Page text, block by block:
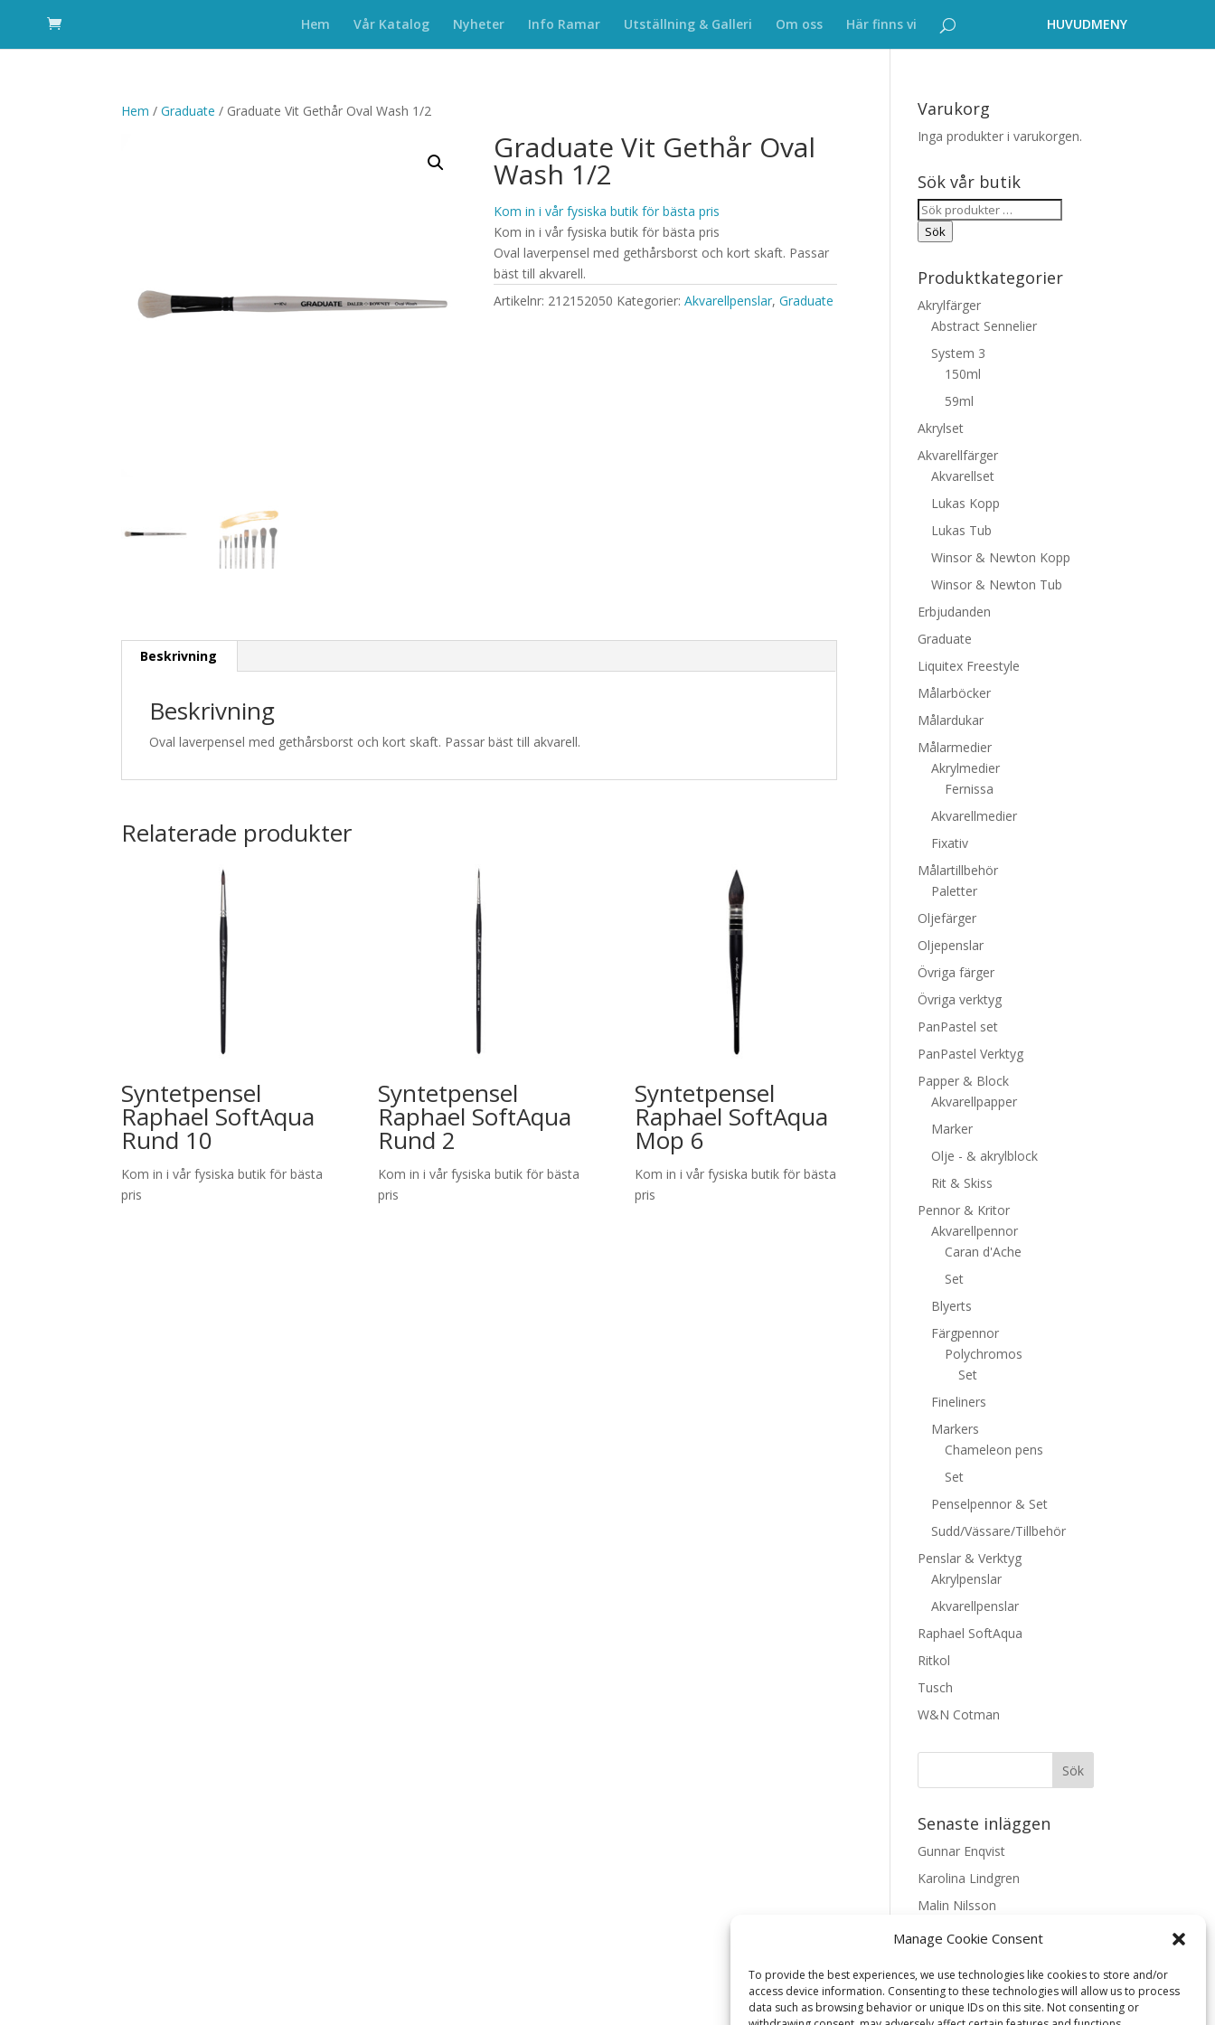
Manage Cookie Consent
To provide the best experiences, we use technologies like cookies to store and/or
access device information. Consenting to these technologies will allow us to process
data such as browsing behavior or unique IDs on this site. Not consenting or
Hem Vår Katalog Nyheter Info Ramar Utställning & Galleri Om oss Här finns vi
Hem /Graduate / Graduate Vit Gethår Oval Wash 1/2
Graduate Vit Gethår Oval
Wash 1/2
Kom in i vår fysiska butik för bästa pris
Kom in i vår fysiska butik för bästa pris
Oval laverpensel med gethårsborst och kort skaft. Passar
bäst till akvarell.
Artikelnr: 212152050 Kategorier:Akvarellpenslar,Graduate
Beskrivning
Beskrivning
Oval laverpensel med gethårsborst och kort skaft. Passar bäst till akvarell.
Relaterade produkter
Syntetpensel
Raphael SoftAqua
Rund 10
Kom in i vår fysiska butik för bästa
pris
Syntetpensel
Raphael SoftAqua
Rund 2
Kom in i vår fysiska butik för bästa
pris
Syntetpensel
Raphael SoftAqua
Mop 6
Kom in i vår fysiska butik för bästa
pris
Varukorg
Inga produkter i varukorgen.
Sök vår butik
Sök
efter:
Sök
Produktkategorier
Akrylfärger
Abstract Sennelier
System 3
150ml
59ml
Akrylset
Akvarellfärger
Akvarellset
Lukas Kopp
Lukas Tub
Winsor & Newton Kopp
Winsor & Newton Tub
Erbjudanden
Graduate
Liquitex Freestyle
Målarböcker
Målardukar
Målarmedier
Akrylmedier
Fernissa
Akvarellmedier
Fixativ
Målartillbehör
Paletter
Oljefärger
Oljepenslar
Övriga färger
Övriga verktyg
PanPastel set
PanPastel Verktyg
Papper & Block
Akvarellpapper
Marker
Olje - & akrylblock
Rit & Skiss
Pennor & Kritor
Akvarellpennor
Caran d'Ache
Set
Blyerts
Färgpennor
Polychromos
Set
Fineliners
Markers
Chameleon pens
Set
Penselpennor & Set
Sudd/Vässare/Tillbehör
Penslar & Verktyg
Akrylpenslar
Akvarellpenslar
Raphael SoftAqua
Ritkol
Tusch
W&N Cotman
Senaste inläggen
Gunnar Enqvist
Karolina Lindgren
Malin Nilsson
Mattis Skogsskir
Textarkiv